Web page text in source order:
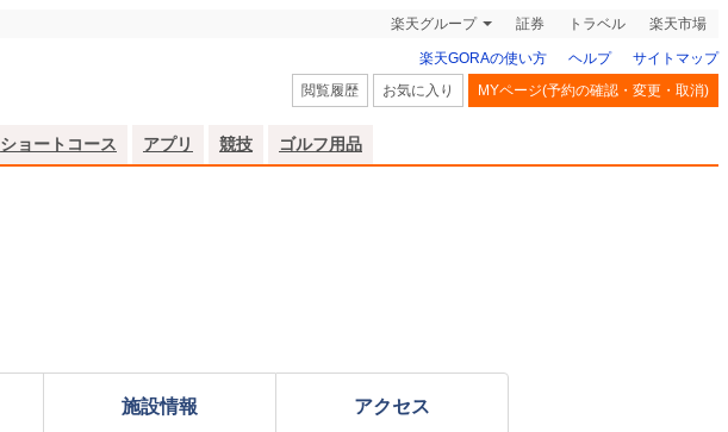
楽天グループ 証券 トラベル 楽天市場
楽天GORAの使い方 ヘルプ
サイトマップ
閲覧履歴
お気に入り MYページ(予約の確認・変更・取消)
ショートコース アプリ 競技 ゴルフ用品
施設情報 アクセス